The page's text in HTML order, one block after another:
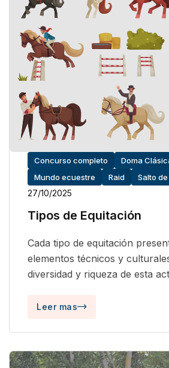
Concurso completo Doma
Mundo ecuestre
Raid Salto
27/10/2025
Tipos de Equitación
Cada tipo de equitación
elementos técnicos y
diversidad y riqueza de esta
Leer mas